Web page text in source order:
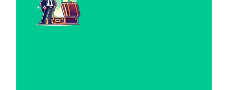
Celebrity.Compare